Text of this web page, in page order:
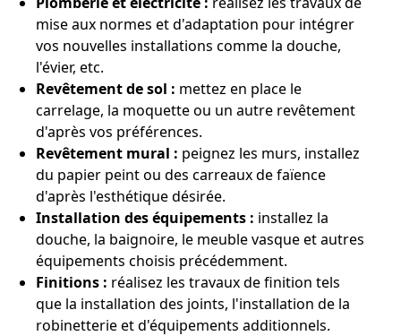
mise aux normes et d'adaptation pour intégrer
vos nouvelles installations comme la douche,
l'évier, etc.
Revêtement de sol : mettez en place le
carrelage, la moquette ou un autre revêtement
d'après vos préférences.
Revêtement mural : peignez les murs, installez
du papier peint ou des carreaux de faïence
d'après l'esthétique désirée.
Installation des équipements : installez la
douche, la baignoire, le meuble vasque et autres
équipements choisis précédemment.
Finitions : réalisez les travaux de finition tels
que la installation des joints, l'installation de la
robinetterie et d'équipements additionnels.